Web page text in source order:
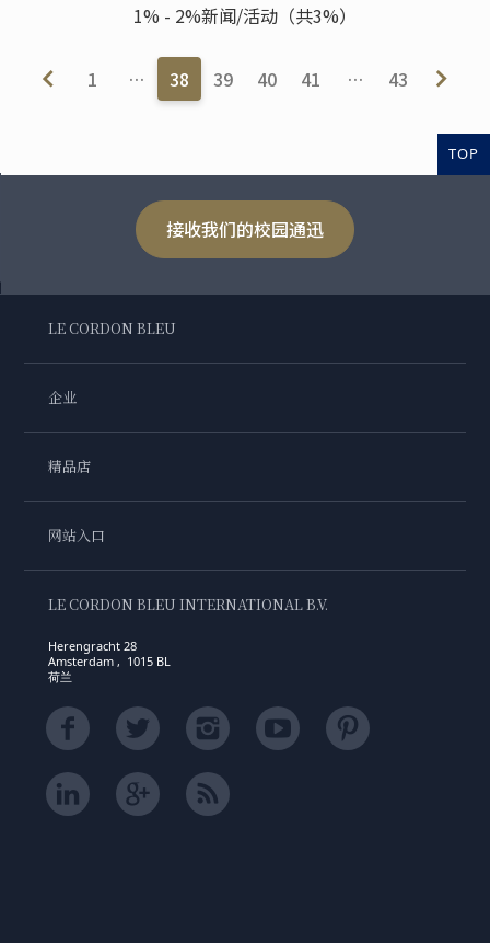
1% - 2%新闻/活动（共3%）
1 … 38 39 40 41 … 43
TOP
接收我们的校园通迅
LE CORDON BLEU
企业
精品店
网站入口
LE CORDON BLEU INTERNATIONAL B.V.
Herengracht 28
Amsterdam , 1015 BL
荷兰